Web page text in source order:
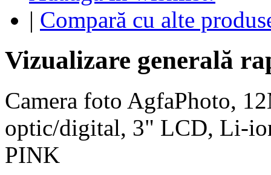
| Compară cu alte
Vizualizare generală
Camera foto AgfaPhoto,
optic/digital, 3" LCD, Li-
PINK